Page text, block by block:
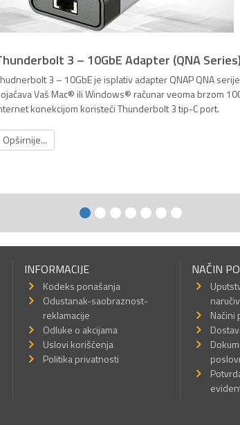
3 – 10GbE Adapter (QNA
3 – 10GbE je isplativ adapter QNAP QNA serije
Vaš Mac® ili Windows® računar veoma brzom
konekcijom koristeći Thunderbolt 3 tip-C port.
Opširnije...
INFORMACIJE
Kodeks ponašanja
Odustanak-saobraznost-
reklamacije
Odluke o akcijama
Uslovi korišćenja
Politika privatnosti
NAČIN
Načini